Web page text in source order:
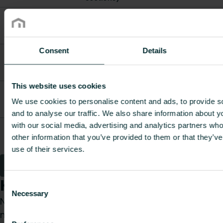
Consent Details
This website uses cookies
We use cookies to personalise content and ads, to provide
and to analyse our traffic. We also share information about
with our social media, advertising and analytics partners
other information that you’ve provided to them or that
use of their services.
Consent
Selection
Necessary
FBWCFS12A70096P0
Sections)
FBWCFS12A70113P0
SWP-6 ( 12
FF9CFSD0A6904050
Cabinet
inWall S 1,
400mm
450 160 5.38
FF9CFSD0A6905050
Cabinet
inWall S 2,
550 160 6.24
Kaip galime Jums padėti?
Nesvarbu, ar esate specifikacijų rengėjas,
montuotojas, architektas, projektuotojas,